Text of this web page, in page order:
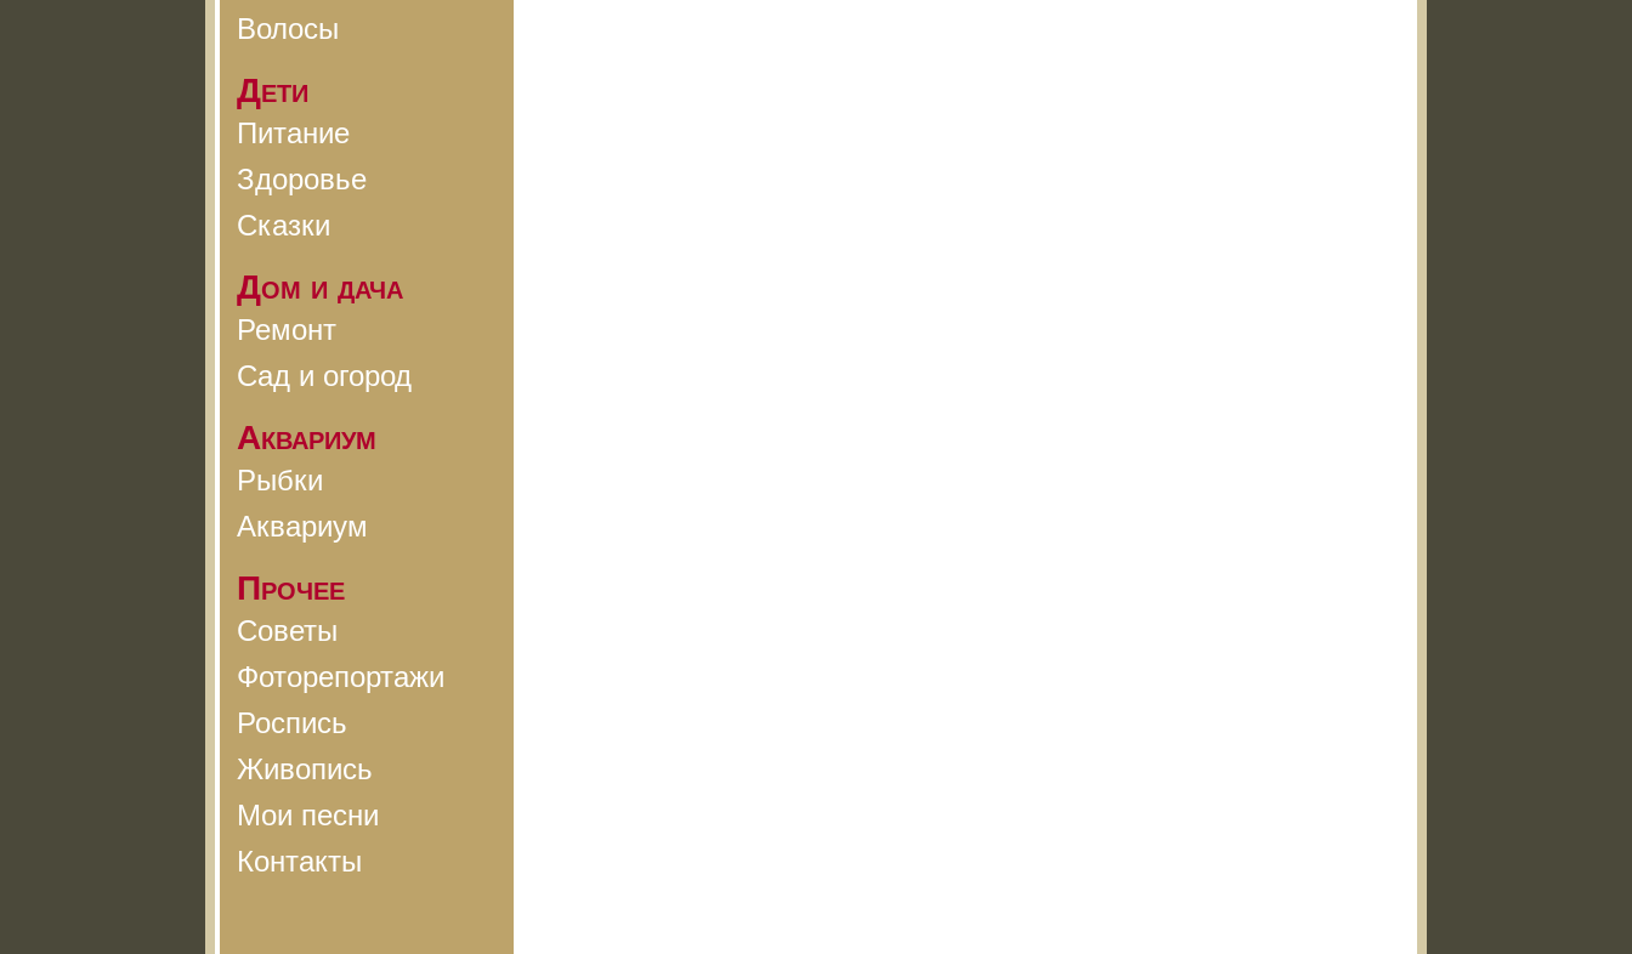
Волосы
Дети
Питание
Здоровье
Сказки
Дом и дача
Ремонт
Сад и огород
Аквариум
Рыбки
Аквариум
Прочее
Советы
Фоторепортажи
Роспись
Живопись
Мои песни
Контакты